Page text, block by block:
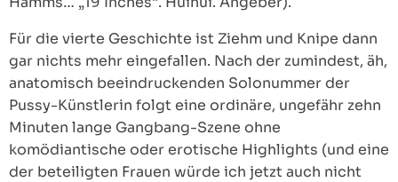
Für die vierte Geschichte ist Ziehm und Knipe dann
gar nichts mehr eingefallen. Nach der zumindest, äh,
anatomisch beeindruckenden Solonummer der
Pussy-Künstlerin folgt eine ordinäre, ungefähr zehn
Minuten lange Gangbang-Szene ohne
komödiantische oder erotische Highlights (und eine
der beteiligten Frauen würde ich jetzt auch nicht